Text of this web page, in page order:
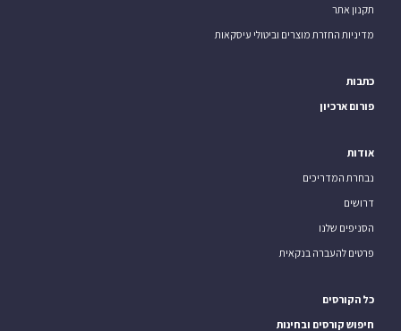
תקנון אתר
מדיניות החזרת מוצרים וביטולי עיסקאות
כתבות
פורום ארכיון
אודות
נבחרת המדריכים
דרושים
הסניפים שלנו
פרטים להעברה בנקאית
כל הקורסים
חיפוש קורסים ובחינות